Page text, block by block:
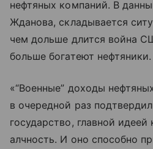
нефтяных компаний. В
Жданова, складывается
чем дольше длится война
больше богатеют нефтяники.
«“Военные” доходы
в очередной раз
государство, главной идеей
алчность. И оно способно